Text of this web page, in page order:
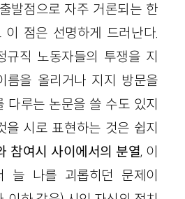
발점으로 자주 거론되는 한
이 점은 선명하게 드러난다.
규직 노동자들의 투쟁을 지
름을 올리거나 지지 방문을
다루는 논문을 쓸 수도 있지
을 시로 표현하는 것은 쉽지
참여시 사이에서의 분열, 이
늘 나를 괴롭히던 문제이